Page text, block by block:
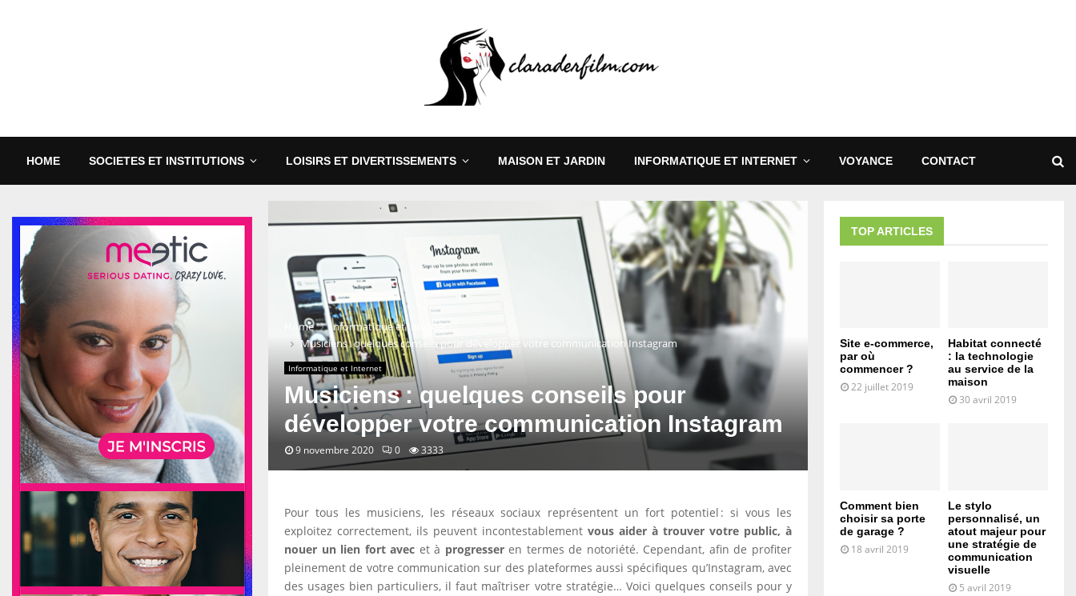
HOME SOCIETES ET INSTITUTIONS LOISIRS ET DIVERTISSEMENTS MAISON ET JARDIN INFORMATIQUE ET INTERNET VOYANCE CONTACT
Home
Informatique et Internet
Musiciens : quelques conseils pour développer votre communication Instagram
Informatique et Internet
Musiciens : quelques conseils pour
développer votre communication Instagram
9 novembre 2020 0 3333
Pour tous les musiciens, les réseaux sociaux représentent un fort potentiel : si vous les
exploitez correctement, ils peuvent incontestablement vous aider à trouver votre public, à
nouer un lien fort avec et à progresseren termes de notoriété. Cependant, afin de profiter
pleinement de votre communication sur des plateformes aussi spécifiques qu’Instagram, avec
des usages bien particuliers, il faut maîtriser votre stratégie… Voici quelques conseils pour y
TOP ARTICLES
Site e-commerce,
par où
commencer ?
22 juillet 2019
Habitat connecté
: la technologie
au service de la
maison
30 avril 2019
Comment bien
choisir sa porte
de garage ?
18 avril 2019
Le stylo
personnalisé, un
atout majeur pour
une stratégie de
communication
visuelle
5 avril 2019